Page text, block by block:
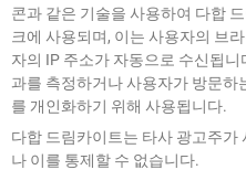
콘과 같은 기술을 사용하여 다합
크에 사용되며, 이는 사용자의 브
자의 IP 주소가 자동으로 수신됩
과를 측정하거나 사용자가 방문
를 개인화하기 위해 사용됩니다.
다합 드림카이트는 타사 광고주가
나 이를 통제할 수 없습니다.